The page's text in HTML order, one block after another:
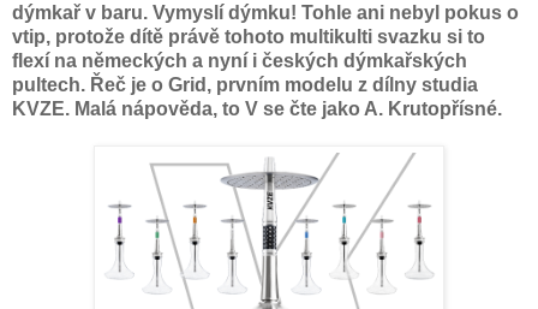
dýmkař v baru. Vymyslí dýmku! Tohle ani nebyl pokus o
vtip, protože dítě právě tohoto multikulti svazku si to
flexí na německých a nyní i českých dýmkařských
pultech. Řeč je o Grid, prvním modelu z dílny studia
KVZE. Malá nápověda, to V se čte jako A. Krutopřísné.